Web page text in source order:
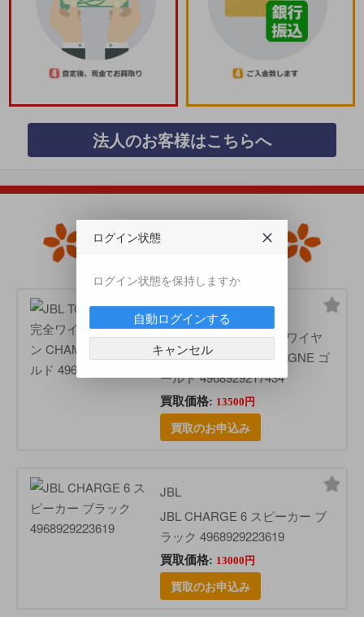
法人のお客様はこちらへ
JBL
JBL TOUR PRO 2 完全ワイヤ
レスイヤホン CHAMPAGNE ゴ
ールド 4968929217434
買取価格: 13500円
買取のお申込み
JBL
JBL CHARGE 6 スピーカー ブ
ラック 4968929223619
買取価格: 13000円
買取のお申込み
ログイン状態
ログイン状態を保持しますか
自動ログインする
キャンセル